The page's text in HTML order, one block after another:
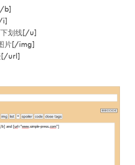
b]
划线[/u]
片[/img]
[/url]